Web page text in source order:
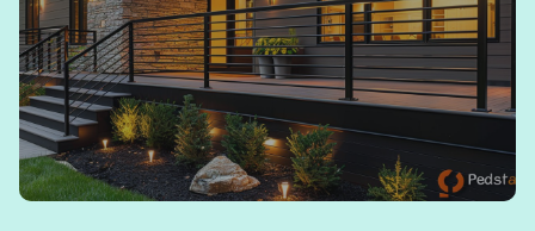
EN SAVOIR +